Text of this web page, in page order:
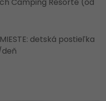
MIESTE: detská postieľka